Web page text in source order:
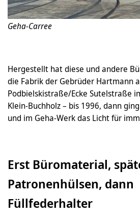
Geha-Carree
Hergestellt hat diese und andere
die Fabrik der Gebrüder Hartmann
Podbielskistraße/Ecke Sutelstraße
Klein-Buchholz – bis 1996, dann
und im Geha-Werk das Licht für
Erst Büromaterial,
Patronenhülsen, dann
Füllfederhalter